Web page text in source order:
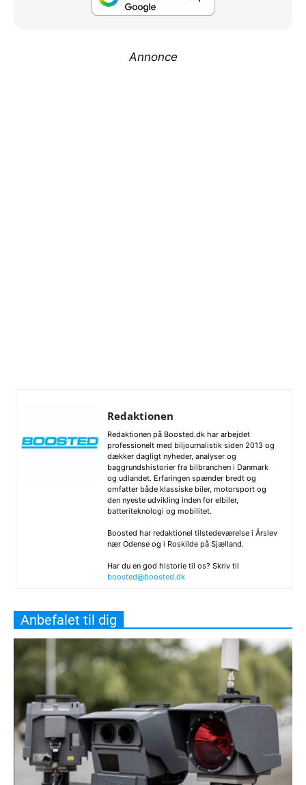
Annonce
Redaktionen
Redaktionen på Boosted.dk har arbejdet
professionelt med biljournalistik siden 2013 og
dækker dagligt nyheder, analyser og
baggrundshistorier fra bilbranchen i Danmark
og udlandet. Erfaringen spænder bredt og
omfatter både klassiske biler, motorsport og
den nyeste udvikling inden for elbiler,
batteriteknologi og mobilitet.
Boosted har redaktionel tilstedeværelse i Årslev
nær Odense og i Roskilde på Sjælland.
Har du en god historie til os? Skriv til
boosted@boosted.dk